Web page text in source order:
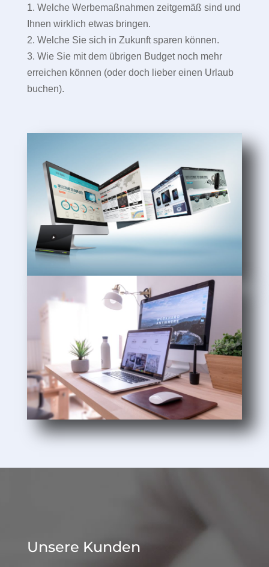
1. Welche Werbemaßnahmen zeitgemäß sind und
Ihnen wirklich etwas bringen.
2. Welche Sie sich in Zukunft sparen können.
3. Wie Sie mit dem übrigen Budget noch mehr
erreichen können (oder doch lieber einen Urlaub
buchen).
Unsere Kunden